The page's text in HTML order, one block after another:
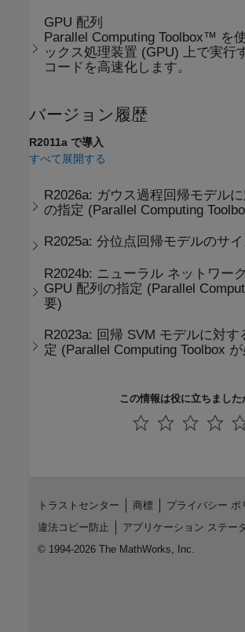
GPU 配列
Parallel Computing Toolbox™ を
ックス処理装置 (GPU) 上で実行
コードを高速化します。
バージョン履歴
R2011a で導入
すべて展開する
R2026a: ガウス過程回帰モデル
の指定 (Parallel Computing
R2025a:分位点回帰モデルのサ
R2024b: ニューラル ネットワー
GPU 配列の指定 (Parallel
要)
R2023a: 回帰 SVM モデルに対す
定 (Parallel Computing Toolbox
この情報は役に立ちました
トラストセンター 商標
プライバシー ポ
違法コピー防止
アプリケーション ステー
© 1994-2026 The MathWorks, Inc.